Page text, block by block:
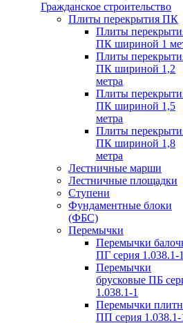
Гражданское строительство
Плиты перекрытия ПК
Плиты
ПК шириной 1
Плиты
ПК шириной 1,2
метра
Плиты
ПК шириной 1,5
метра
Плиты
ПК шириной 1,8
метра
Лестничные марши
Лестничные площадки
Ступени
Фундаментные блоки
(ФБС)
Перемычки
Перемычки
ПГ серия 1.038.1-
Перемычки
брусковые ПБ
1.038.1-1
Перемычки
ПП серия 1.038.1-